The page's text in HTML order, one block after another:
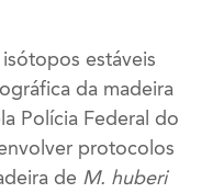
estáveis
da madeira
Polícia Federal do
protocolos
de M. huberi